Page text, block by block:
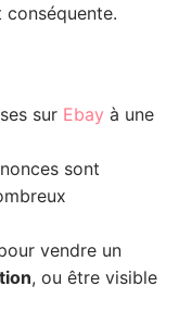
conséquente.
sur Ebay à une
sont
vendre un
, ou être visible